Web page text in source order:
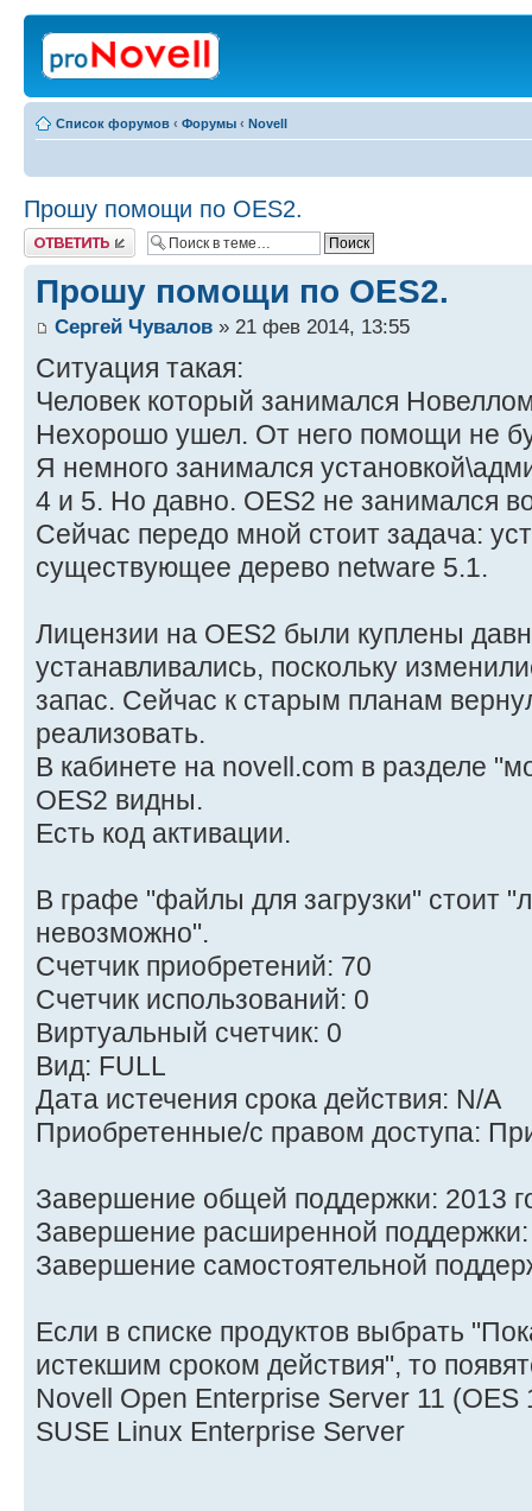
Список форумов ‹ Форумы ‹ Novell
Прошу помощи по OES2.
Ответить
Прошу помощи по OES2.
Сергей Чувалов » 21 фев 2014, 13:55
Ситуация такая:
Человек который занимался
Нехорошо ушел. От него помощи не
Я немного занимался
4 и 5. Но давно. OES2 не занимался
Сейчас передо мной стоит задача:
существующее дерево netware 5.1.
Лицензии на OES2 были куплены
устанавливались, поскольку
запас. Сейчас к старым планам
реализовать.
В кабинете на novell.com в разделе
OES2 видны.
Есть код активации.
В графе "файлы для загрузки" стоит
невозможно".
Счетчик приобретений: 70
Счетчик использований: 0
Виртуальный счетчик: 0
Вид: FULL
Дата истечения срока действия: N/A
Приобретенные/с правом доступа:
Завершение общей поддержки: 2013
Завершение расширенной поддержки:
Завершение самостоятельной
Если в списке продуктов выбрать
истекшим сроком действия", то
Novell Open Enterprise Server 11
SUSE Linux Enterprise Server